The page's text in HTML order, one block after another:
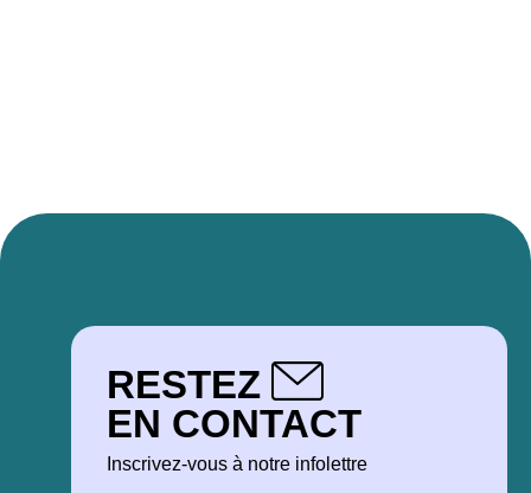
RESTEZ
EN CONTACT
Inscrivez-vous à notre infolettre